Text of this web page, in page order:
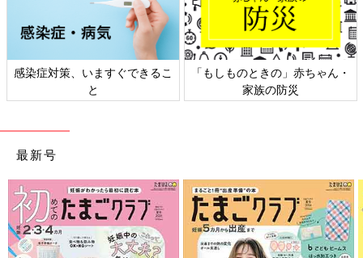
日本外来小児科学会リーフレッ
ト検討会
六星占術 細木かおりさんの人生
相談
最新号